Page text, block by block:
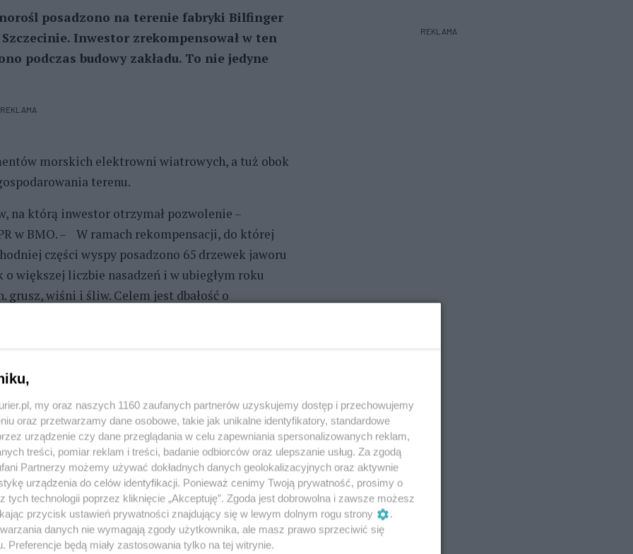
posadzono na terenie fabryki Bilfinger
Inwestor zrekompensował w ten
podczas budowy zakładu. To nie jedyne
REKLAMA
morskich elektrowni wiatrowych, a tuż obok
terenu.
na którą inwestor otrzymał pozwolenie –
w BMO. – W ramach rekompensacji, do której
części wyspy posadzono 65 drzewek jaworu
większej liczbie nasadzeń i w ubiegłym roku
grusz, wiśni i śliw. Celem jest dbałość o
pojawiło się 60 kolejnych drzew – jabłoni i
w tym i poprzednim roku posadzono
przyszłości będzie się pięła wzdłuż całego
z własnych odpadów – dodaje B. Bartkiewicz,
z prośrodowiskowym projektem carbon
cieplarnianego. – Odpady są magazynowane
Komunalnych w Leśnie Górnym, a z nich
dodatek np. do elektrociepłowni.
REKLAMA
my oraz naszych 1160 zaufanych partnerów uzyskujemy dostęp i przechowujemy
oraz przetwarzamy dane osobowe, takie jak unikalne identyfikatory, standardowe
urządzenie czy dane przeglądania w celu zapewniania spersonalizowanych reklam,
treści, pomiar reklam i treści, badanie odbiorców oraz ulepszanie usług. Za zgodą
Partnerzy możemy używać dokładnych danych geolokalizacyjnych oraz aktywnie
urządzenia do celów identyfikacji. Ponieważ cenimy Twoją prywatność, prosimy o
tych technologii poprzez kliknięcie „Akceptuję”. Zgoda jest dobrowolna i zawsze możesz
przycisk ustawień prywatności znajdujący się w lewym dolnym rogu strony
.
danych nie wymagają zgody użytkownika, ale masz prawo sprzeciwić się
Preferencje będą miały zastosowania tylko na tej witrynie.